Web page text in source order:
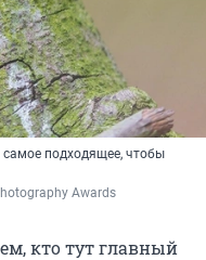
подходящее, чтобы
Awards
кто тут главный